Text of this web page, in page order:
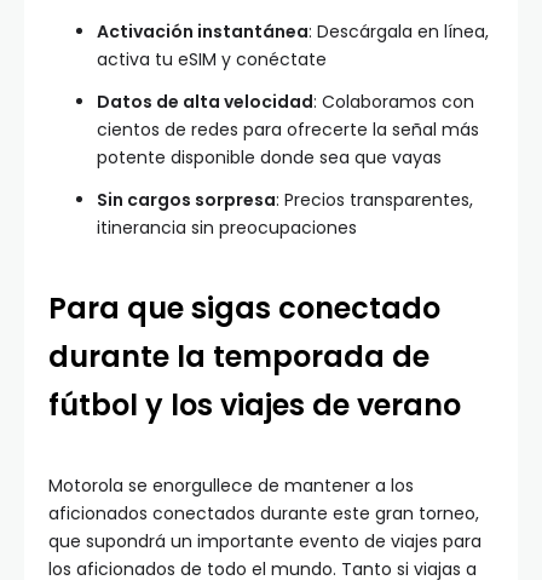
Activación instantánea: Descárgala en línea,
activa tu eSIM y conéctate
Datos de alta velocidad: Colaboramos con
cientos de redes para ofrecerte la señal más
potente disponible donde sea que vayas
Sin cargos sorpresa: Precios transparentes,
itinerancia sin preocupaciones
Para que sigas conectado
durante la temporada de
fútbol y los viajes de verano
Motorola se enorgullece de mantener a los
aficionados conectados durante este gran torneo,
que supondrá un importante evento de viajes para
los aficionados de todo el mundo. Tanto si viajas a